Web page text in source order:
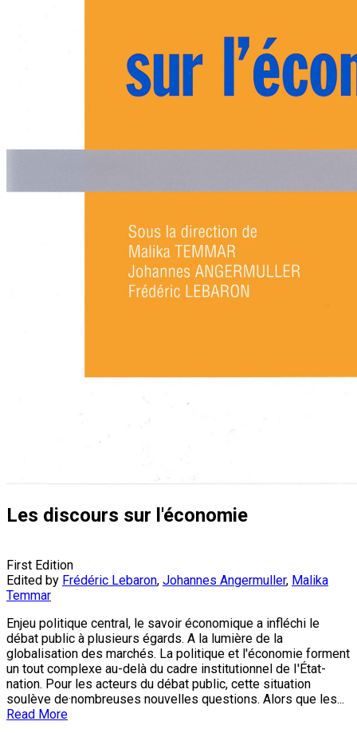
Les discours sur l'économie
First Edition
Edited by Frédéric Lebaron, Johannes Angermuller, Malika
Temmar
Enjeu politique central, le savoir économique a infléchi le
débat public à plusieurs égards. A la lumière de la
globalisation des marchés. La politique et l'économie forment
un tout complexe au-delà du cadre institutionnel de I'État-
nation. Pour les acteurs du débat public, cette situation
soulève de·nombreuses nouvelles questions. Alors que les...
Read More